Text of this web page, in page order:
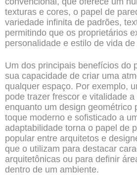
texturas e cores, o papel de
variedade infinita de padrões,
permitindo que os proprietários
personalidade e estilo de vida
Um dos principais benefícios do
sua capacidade de criar uma
qualquer espaço. Por exemplo,
pode trazer frescor e vitalidade
enquanto um design geométrico
toque moderno e sofisticado a
adaptabilidade torna o papel de
popular entre arquitetos e
que o utilizam para destacar
arquitetônicas ou para definir
dentro de um ambiente.